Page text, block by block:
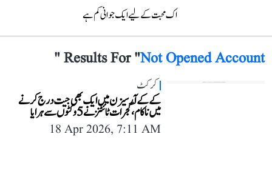
اک محبت کے لیے ایک جوانی کم ہے
Results For "Not Opened Account
"
کرکٹ
کے کے آر سیزن میں ایک بھی جیت درج کرنے
میں ناکام، گجرات ٹائٹنز نے 5 وکٹوں سے ہرایا
18 Apr 2026, 7:11 AM